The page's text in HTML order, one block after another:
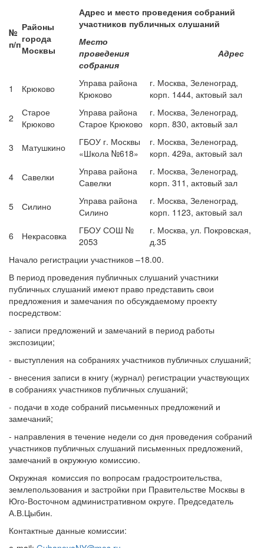
№
п/п
Районы
города
Москвы
Адрес и место проведения собраний
участников публичных слушаний
Место
проведения
собрания
Адрес
1 Крюково
Управа района
Крюково
г. Москва, Зеленоград,
корп. 1444, актовый зал
2
Старое
Крюково
Управа района
Старое Крюково
г. Москва, Зеленоград,
корп. 830, актовый зал
3
Матушкино
ГБОУ г. Москвы
«Школа №618»
г. Москва, Зеленоград,
корп. 429а, актовый зал
4
Савелки
Управа района
Савелки
г. Москва, Зеленоград,
корп. 311, актовый зал
5
Силино
Управа района
Силино
г. Москва, Зеленоград,
корп. 1123, актовый зал
6
Некрасовка
ГБОУ СОШ №
2053
г. Москва, ул. Покровская,
д.35
Начало регистрации участников –18.00.
В период проведения публичных слушаний участники
публичных слушаний имеют право представить свои
предложения и замечания по обсуждаемому проекту
посредством:
- записи предложений и замечаний в период работы
экспозиции;
- выступления на собраниях участников публичных слушаний;
- внесения записи в книгу (журнал) регистрации участвующих
в собраниях участников публичных слушаний;
- подачи в ходе собраний письменных предложений и
замечаний;
- направления в течение недели со дня проведения собраний
участников публичных слушаний письменных предложений,
замечаний в окружную комиссию.
Окружная комиссия по вопросам градостроительства,
землепользования и застройки при Правительстве Москвы в
Юго-Восточном административном округе. Председатель
А.В.Цыбин.
Контактные данные комиссии: